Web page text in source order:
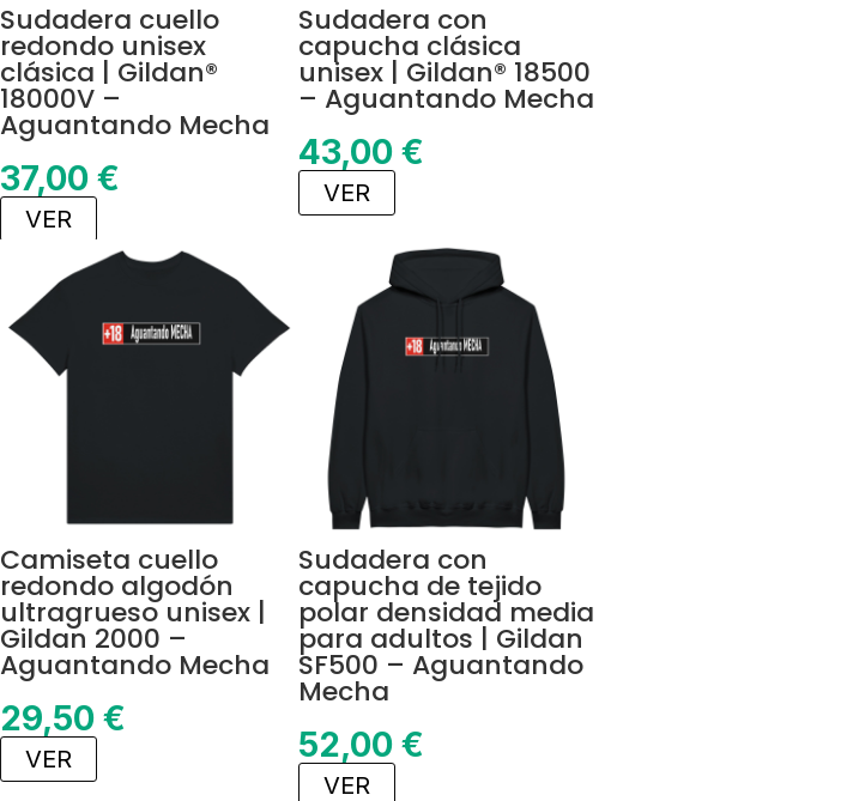
Sudadera cuello
redondo unisex
clásica | Gildan®
18000V –
Aguantando Mecha
37,00 €
VER
Sudadera con
capucha clásica
unisex | Gildan® 18500
– Aguantando Mecha
43,00 €
VER
Camiseta cuello
redondo algodón
ultragrueso unisex |
Gildan 2000 –
Aguantando Mecha
29,50 €
VER
Sudadera con
capucha de tejido
polar densidad media
para adultos | Gildan
SF500 – Aguantando
Mecha
52,00 €
VER